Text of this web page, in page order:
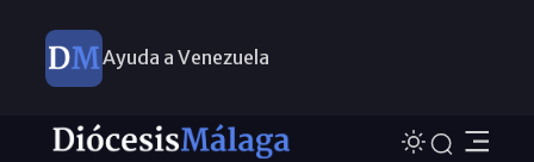
Ayuda a Venezuela